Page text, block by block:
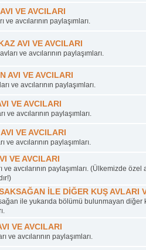
VE AVCILARI
ve avcılarının paylaşımları.
AVI VE AVCILARI
ve avcılarının paylaşımları.
AVI VE AVCILARI
ve avcılarının paylaşımları.
VE AVCILARI
ve avcılarının paylaşımları.
VE AVCILARI
ve avcılarının paylaşımları.
VE AVCILARI
ve avcılarının paylaşımları. (Ülkemizde özel
İLE DİĞER KUŞ AVLARI
ile yukarıda bölümü bulunmayan diğer
VE AVCILARI
ve avcılarının paylaşımları.